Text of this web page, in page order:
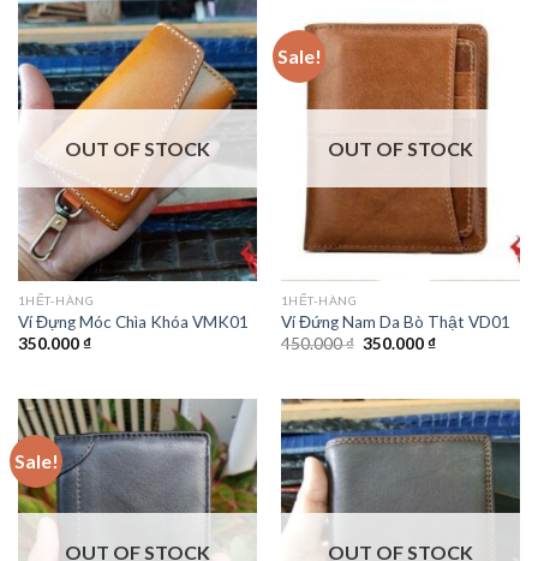
OUT OF STOCK
1HẾT-HÀNG
Ví Đựng Móc Chìa Khóa VMK01
350.000₫
Sale!
OUT OF STOCK
1HẾT-HÀNG
Ví Đứng Nam Da Bò Thật VD01
450.000₫ 350.000₫
Sale!
OUT OF STOCK OUT OF STOCK